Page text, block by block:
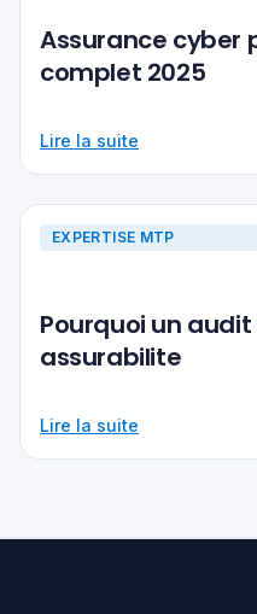
Assurance cyber
complet 2025
Lire la suite
EXPERTISE MTP
Pourquoi un
assurabilite
Lire la suite